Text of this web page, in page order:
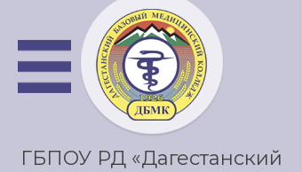
ГБПОУ РД «Дагестанский